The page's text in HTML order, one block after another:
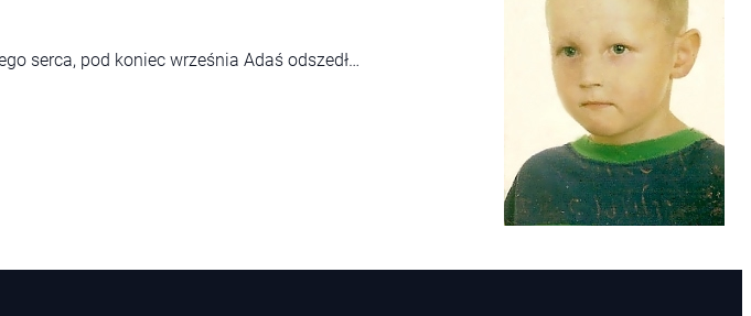
serca, pod koniec września Adaś odszedł…